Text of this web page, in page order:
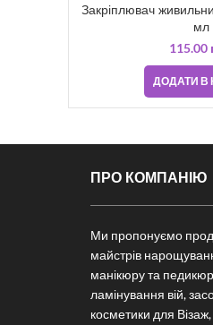
Закріплювач
мл
115.00
ДОДАТИ В
ПРО КОМПАНІЮ
Ми пропонуємо
майстрів
манікюру та
ламінування вій,
косметики для